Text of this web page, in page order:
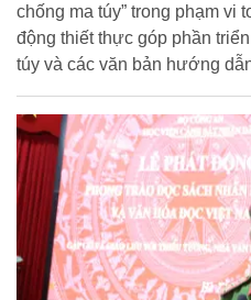
chống ma túy” trong phạm vi
động thiết thực góp phần
túy và các văn bản hướng